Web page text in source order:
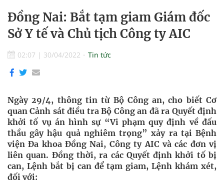
Đồng Nai: Bắt tạm giam Giám đốc
Sở Y tế và Chủ tịch Công ty AIC
02:07 | 30/04/2022 Tin tức
Ngày 29/4, thông tin từ Bộ Công an, cho biết Cơ
quan Cảnh sát điều tra Bộ Công an đã ra Quyết định
khởi tố vụ án hình sự “Vi phạm quy định về đấu
thầu gây hậu quả nghiêm trọng” xảy ra tại Bệnh
viện Đa khoa Đồng Nai, Công ty AIC và các đơn vị
liên quan. Đồng thời, ra các Quyết định khởi tố bị
can, Lệnh bắt bị can để tạm giam, Lệnh khám xét,
đối với: